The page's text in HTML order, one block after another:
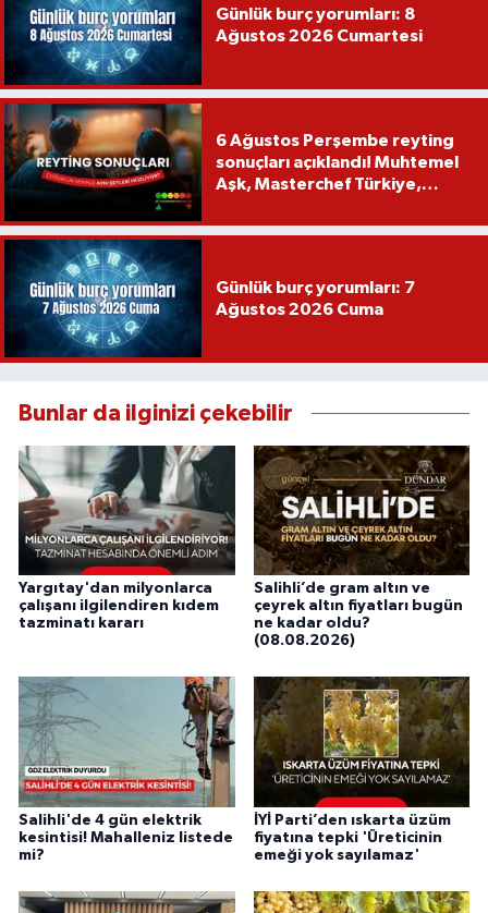
Günlük burç yorumları: 8
Ağustos 2026 Cumartesi
6 Ağustos Perşembe reyting
sonuçları açıklandı! Muhtemel
Aşk, Masterchef Türkiye,
Günlük burç yorumları: 7
Ağustos 2026 Cuma
Bunlar da ilginizi çekebilir
Yargıtay'dan milyonlarca
çalışanı ilgilendiren kıdem
tazminatı kararı
Salihli’de gram altın ve
çeyrek altın fiyatları bugün
ne kadar oldu?
(08.08.2026)
Salihli'de 4 gün elektrik
kesintisi! Mahalleniz listede
mi?
İYİ Parti’den ıskarta üzüm
fiyatına tepki 'Üreticinin
emeği yok sayılamaz'